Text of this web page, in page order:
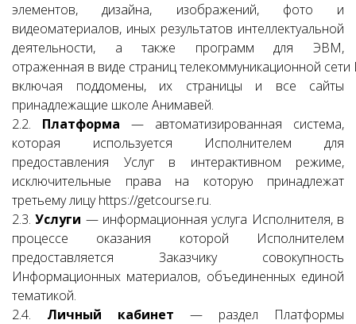
элементов, дизайна, изображений, фото и
видеоматериалов, иных результатов интеллектуальной
деятельности, а также программ для ЭВМ,
отраженная в виде страниц телекоммуникационной
включая поддомены, их страницы и все сайты
принадлежащие школе Анимавей.
2.2. Платформа — автоматизированная система,
которая используется Исполнителем для
предоставления Услуг в интерактивном режиме,
исключительные права на которую принадлежат
третьему лицу https://getcourse.ru.
2.3. Услуги — информационная услуга Исполнителя, в
процессе оказания которой Исполнителем
предоставляется Заказчику совокупность
Информационных материалов, объединенных единой
тематикой.
2.4. Личный кабинет — раздел Платформы